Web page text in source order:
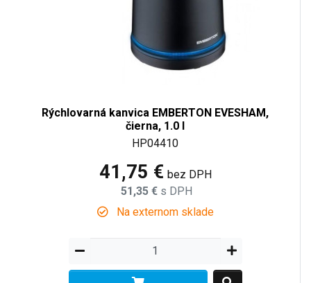
Rýchlovarná kanvica EMBERTON EVESHAM,
čierna, 1.0 l
HP04410
41,75 € bez DPH
51,35 € s DPH
Na externom sklade